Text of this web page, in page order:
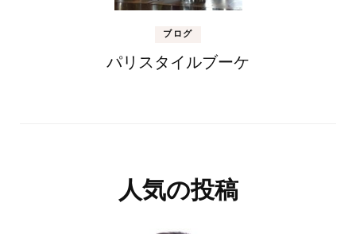
ブログ
パリスタイルブーケ
人気の投稿